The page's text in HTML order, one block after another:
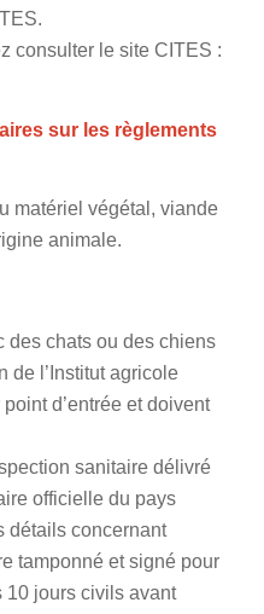
consulter le site CITES :
sur les règlements
matériel végétal, viande
animale.
des chats ou des chiens
de l’Institut agricole
d’entrée et doivent
sanitaire délivré
officielle du pays
détails concernant
tamponné et signé pour
10 jours civils avant